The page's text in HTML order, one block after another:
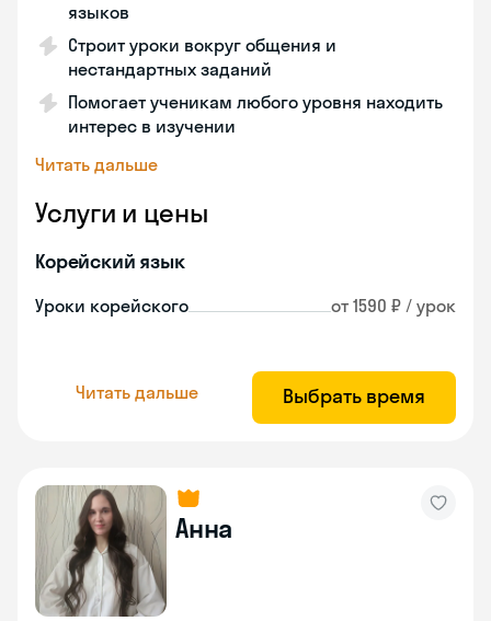
языков
Строит уроки вокруг общения и
нестандартных заданий
Помогает ученикам любого уровня находить
интерес в изучении
Читать дальше
Услуги и цены
Корейский язык
Уроки корейского от 1590 ₽ / урок
Читать дальше Выбрать время
Анна